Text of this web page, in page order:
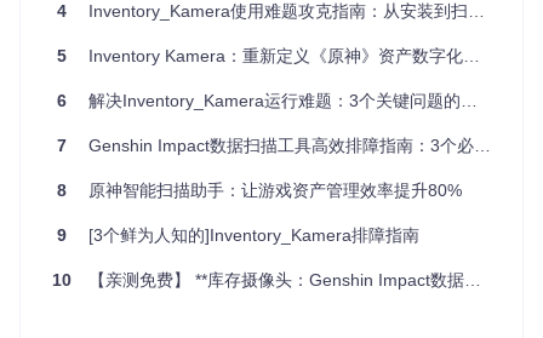
系统未安装 Visual C++ 运行时组件，导致 C# 程序依赖的动态
访问微软官方下载中心获取 Visual C++ Redistributable 2
根据操作系统架构选择 x86/x64 版本进行安装
文件
⚠️ 注意事项：64位系统需同时安装 x86 和 x64 两个版本以
4 Inventory_Kamera使用难题攻克指南：从安装到扫描的3个实战技巧
5 Inventory Kamera：重新定义《原神》资产数字化管理
6 解决Inventory_Kamera运行难题：3个关键问题的系统化方案
7 Genshin Impact数据扫描工具高效排障指南：3个必知解决方案
8 原神智能扫描助手：让游戏资产管理效率提升80%
9 [3个鲜为人知的]Inventory_Kamera排障指南
10 【亲测免费】 **库存摄像头：Genshin Impact数据扫描神器**